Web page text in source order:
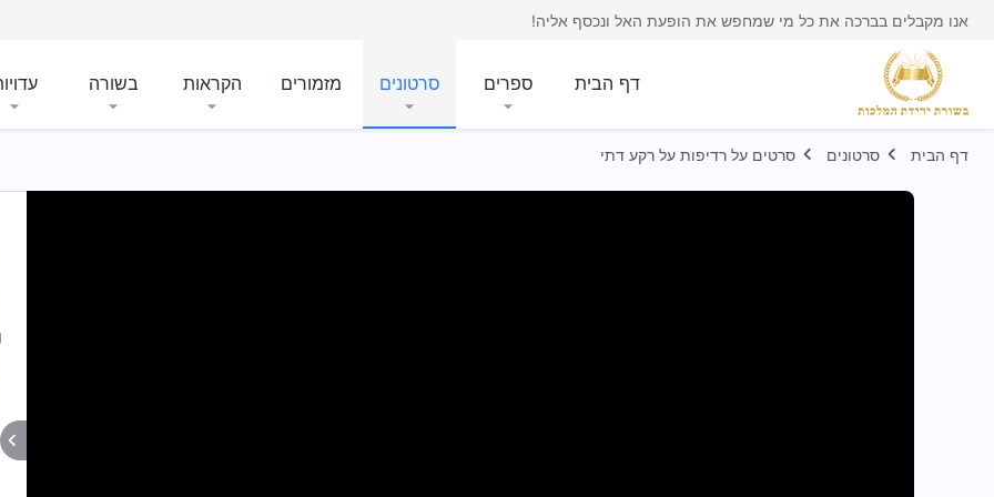
אנו מקבלים בברכה את כל מי שמחפש את הופעת האל ונכסף אליה!
דף הבית ספרים סרטונים מזמורים הקראות בשורה
דף הבית סרטונים סרטים על רדיפות על רקע דתי